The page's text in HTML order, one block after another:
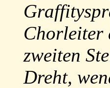
Chorleiter
zweiten
Dreht,